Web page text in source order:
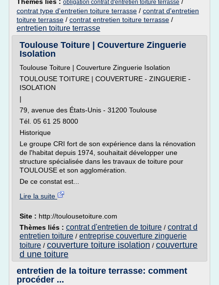
obligation contrat d'entretien toiture terrasse
contrat type d'entretien toiture terrasse / contrat d'entretien
toiture terrasse / contrat entretien toiture terrasse /
entretien toiture terrasse
Toulouse Toiture | Couverture Zinguerie
Isolation
Toulouse Toiture | Couverture Zinguerie Isolation
TOULOUSE TOITURE | COUVERTURE - ZINGUERIE -
ISOLATION
|
79, avenue des États-Unis - 31200 Toulouse
Tél. 05 61 25 8000
Historique
Le groupe CRI fort de son expérience dans la rénovation
de l'habitat depuis 1974, souhaitait développer une
structure spécialisée dans les travaux de toiture pour
TOULOUSE et son agglomération.
De ce constat est...
Lire la suite
Site : http://toulousetoiture.com
Thèmes liés : contrat d'entretien de toiture / contrat d
entretien toiture / entreprise couverture zinguerie
toiture / couverture toiture isolation / couverture
d une toiture
entretien de la toiture terrasse: comment
procéder ...